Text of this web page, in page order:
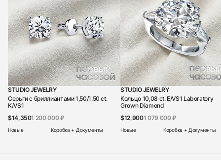
STUDIO JEWELRY
Серьги с бриллиантами 1,50/1,50 ct.
K/VS1
$14,3501 200 000 ₽
Новые Коробка + Документы
STUDIO JEWELRY
Кольцо 10,08 ct. E/VS1 Laboratory
Grown Diamond
$12,9001 079 000 ₽
Новые Коробка + Документы